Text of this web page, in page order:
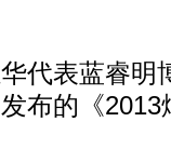
表蓝睿明
布的《